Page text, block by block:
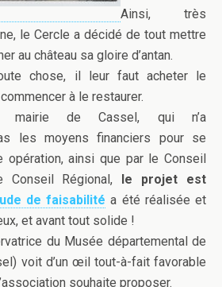
Ainsi, très
le Cercle a décidé de tout mettre
au château sa gloire d’antan.
chose, il leur faut acheter le
à le restaurer.
mairie de Cassel, qui n’a
les moyens financiers pour se
opération, ainsi que par le Conseil
Conseil Régional, le projet est
de faisabilité a été réalisée et
et avant tout solide !
du Musée départemental de
voit d’un œil tout-à-fait favorable
souhaite proposer.